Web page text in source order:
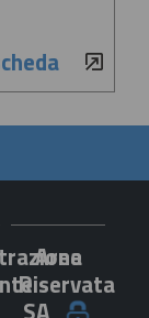
Area
Riservata